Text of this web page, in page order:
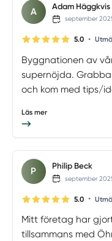
A Adam Häggkvis
september
5.0 •
Byggnationen av
supernöjda.
och kom med tips/
Läs mer
P Philip Beck
september
5.0 •
Mitt företag har
tillsammans med